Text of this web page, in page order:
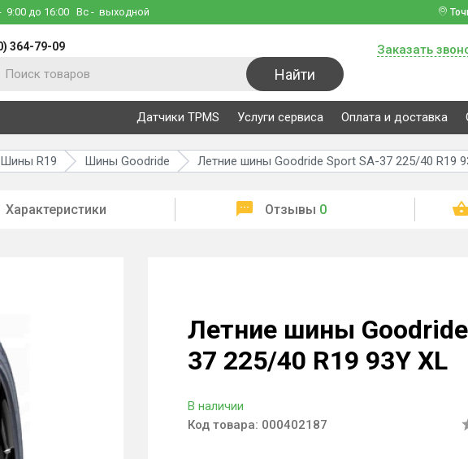
9:00 до 16:00 Вс - выходной
364-79-09
Найти
Заказать
Датчики TPMS Услуги сервиса Оплата и доставка
Шины R19 Шины Goodride Летние шины Goodride Sport SA-37 225/40 R19
Характеристики Отзывы 0
Летние шины
37 225/40 R19 93Y XL
В наличии
Код товара: 000402187